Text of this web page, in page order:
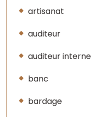
artisanat
auditeur
auditeur interne
banc
bardage